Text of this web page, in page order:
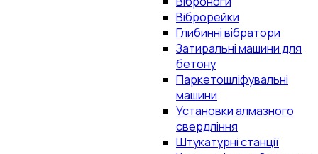
Віброрейки
Глибинні вібратори
Затиральні машини для
бетону
Паркетошліфувальні
машини
Установки алмазного
свердління
Штукатурні станції